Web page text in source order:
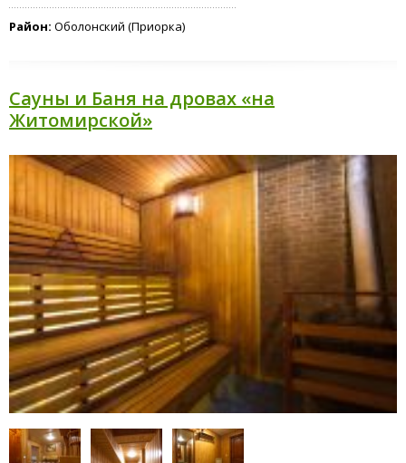
Район: Оболонский (Приорка)
Сауны и Баня на дровах «на
Житомирской»